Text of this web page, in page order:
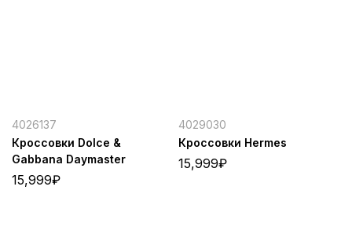
4026137
Кроссовки Dolce &
Gabbana Daymaster
15,999₽
4029030
Кроссовки Hermes
15,999₽